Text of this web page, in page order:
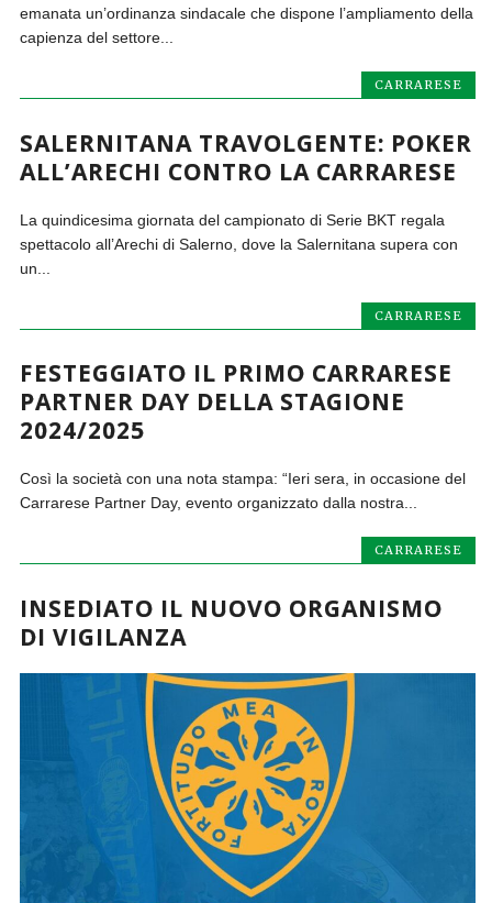
emanata un’ordinanza sindacale che dispone l’ampliamento della
capienza del settore...
CARRARESE
SALERNITANA TRAVOLGENTE: POKER
ALL’ARECHI CONTRO LA CARRARESE
La quindicesima giornata del campionato di Serie BKT regala
spettacolo all’Arechi di Salerno, dove la Salernitana supera con
un...
CARRARESE
FESTEGGIATO IL PRIMO CARRARESE
PARTNER DAY DELLA STAGIONE
2024/2025
Così la società con una nota stampa: “Ieri sera, in occasione del
Carrarese Partner Day, evento organizzato dalla nostra...
CARRARESE
INSEDIATO IL NUOVO ORGANISMO
DI VIGILANZA